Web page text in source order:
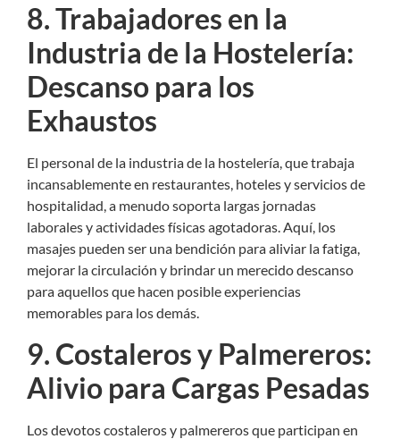
8. Trabajadores en la
Industria de la Hostelería:
Descanso para los
Exhaustos
El personal de la industria de la hostelería, que trabaja
incansablemente en restaurantes, hoteles y servicios de
hospitalidad, a menudo soporta largas jornadas
laborales y actividades físicas agotadoras. Aquí, los
masajes pueden ser una bendición para aliviar la fatiga,
mejorar la circulación y brindar un merecido descanso
para aquellos que hacen posible experiencias
memorables para los demás.
9. Costaleros y Palmereros:
Alivio para Cargas Pesadas
Los devotos costaleros y palmereros que participan en